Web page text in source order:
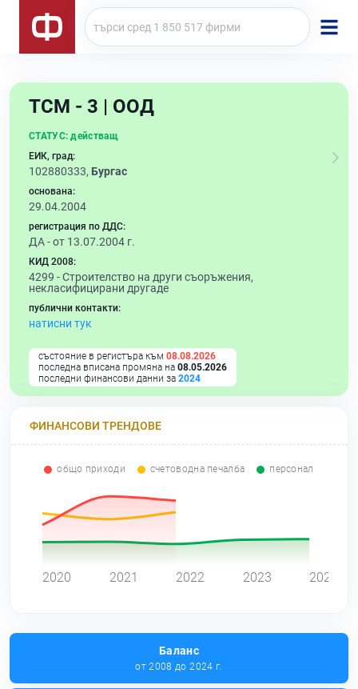
ТСМ - 3 | ООД
СТАТУС: действащ
ЕИК, град:
102880333, Бургас
основана:
29.04.2004
регистрация по ДДС:
ДА - от 13.07.2004 г.
КИД 2008:
4299 -Строителство на други съоръжения,
некласифицирани другаде
публични контакти:
натисни тук
състояние в регистъра към 08.08.2026
последна вписана промяна на 08.05.2026
последни финансови данни за 2024
ФИНАНСОВИ ТРЕНДОВЕ
общо приходи счетоводна печалба персонал
2020 2021 2022 2023 2024
Баланс
от 2008 до 2024 г.